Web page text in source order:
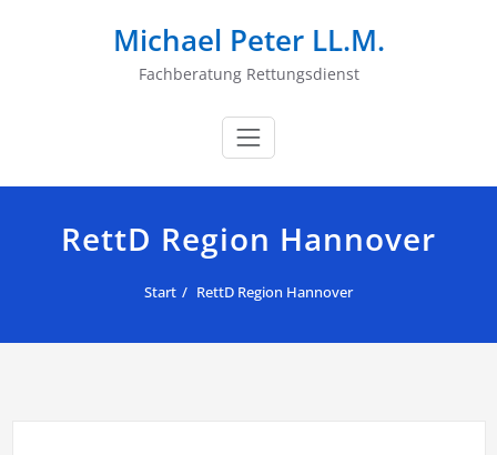
Michael Peter LL.M.
Fachberatung Rettungsdienst
RettD Region Hannover
Start RettD Region Hannover